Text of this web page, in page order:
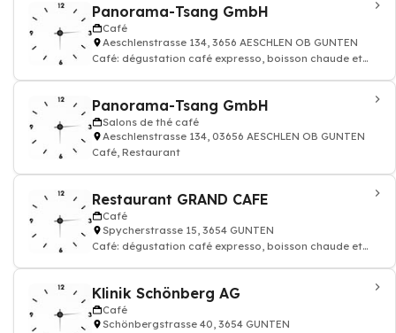
Panorama-Tsang GmbH
Café
Aeschlenstrasse 134, 3656 AESCHLEN OB GUNTEN
Café: dégustation café expresso, boisson chaude et
Panorama-Tsang GmbH
Salons de thé café
Aeschlenstrasse 134, 03656 AESCHLEN OB GUNTEN
Café, Restaurant
Restaurant GRAND CAFE
Café
Spycherstrasse 15, 3654 GUNTEN
Café: dégustation café expresso, boisson chaude et
Klinik Schönberg AG
Café
Schönbergstrasse 40, 3654 GUNTEN